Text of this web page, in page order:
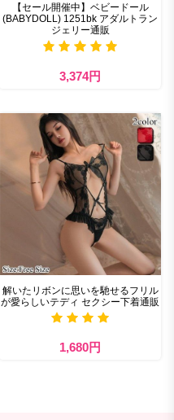
【セール開催中】ベビードール
(BABYDOLL) 1251bk アダルトラン
ジェリー通販
3,374円
解いたリボンに思いを馳せるフリル
が愛らしいテディ セクシー下着通販
1,680円